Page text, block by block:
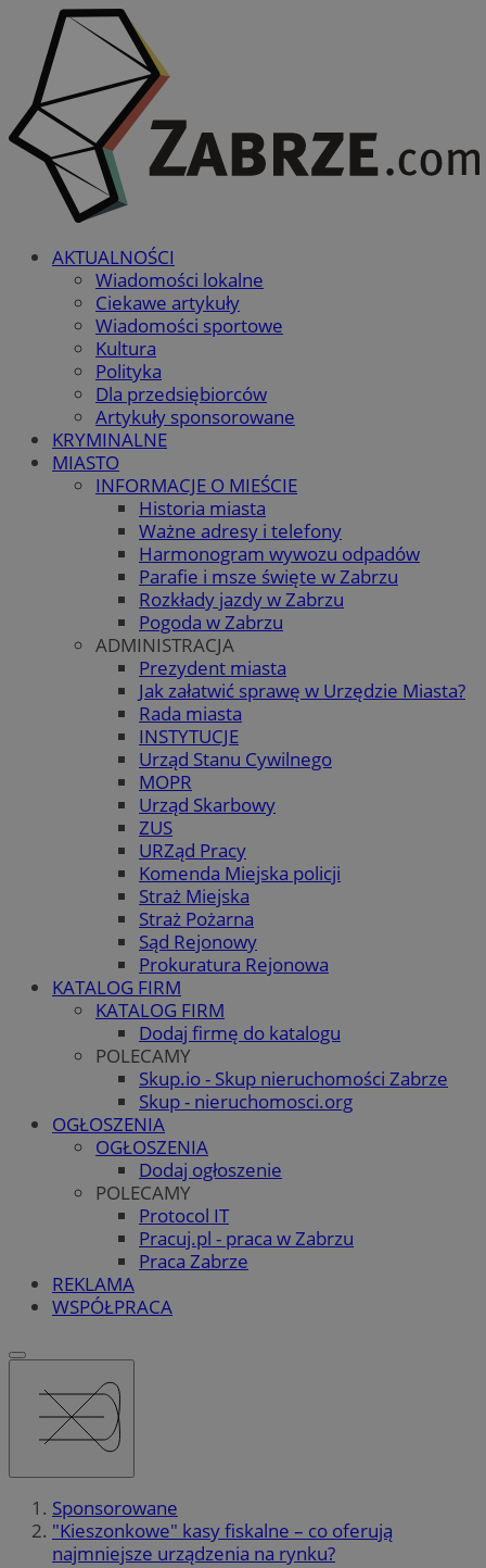
AKTUALNOŚCI
Wiadomości lokalne
Ciekawe artykuły
Wiadomości sportowe
Kultura
Polityka
Dla przedsiębiorców
Artykuły sponsorowane
KRYMINALNE
MIASTO
INFORMACJE O MIEŚCIE
Historia miasta
Ważne adresy i telefony
Harmonogram wywozu odpadów
Parafie i msze święte w Zabrzu
Rozkłady jazdy w Zabrzu
Pogoda w Zabrzu
ADMINISTRACJA
Prezydent miasta
Jak załatwić sprawę w Urzędzie Miasta?
Rada miasta
INSTYTUCJE
Urząd Stanu Cywilnego
MOPR
Urząd Skarbowy
ZUS
URZąd Pracy
Komenda Miejska policji
Straż Miejska
Straż Pożarna
Sąd Rejonowy
Prokuratura Rejonowa
KATALOG FIRM
KATALOG FIRM
Dodaj firmę do katalogu
POLECAMY
Skup.io - Skup nieruchomości Zabrze
Skup - nieruchomosci.org
OGŁOSZENIA
OGŁOSZENIA
Dodaj ogłoszenie
POLECAMY
Protocol IT
Pracuj.pl - praca w Zabrzu
Praca Zabrze
REKLAMA
WSPÓŁPRACA
Sponsorowane
"Kieszonkowe" kasy fiskalne – co oferują
najmniejsze urządzenia na rynku?